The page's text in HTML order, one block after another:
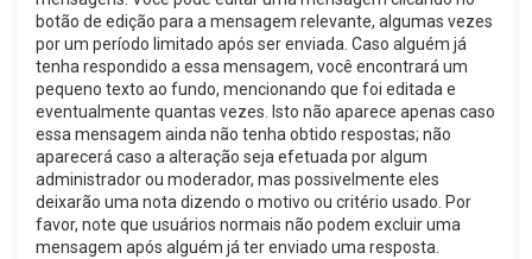
botão de edição para a mensagem relevante, algumas vezes
por um período limitado após ser enviada. Caso alguém já
tenha respondido a essa mensagem, você encontrará um
pequeno texto ao fundo, mencionando que foi editada e
eventualmente quantas vezes. Isto não aparece apenas caso
essa mensagem ainda não tenha obtido respostas; não
aparecerá caso a alteração seja efetuada por algum
administrador ou moderador, mas possivelmente eles
deixarão uma nota dizendo o motivo ou critério usado. Por
favor, note que usuários normais não podem excluir uma
mensagem após alguém já ter enviado uma resposta.